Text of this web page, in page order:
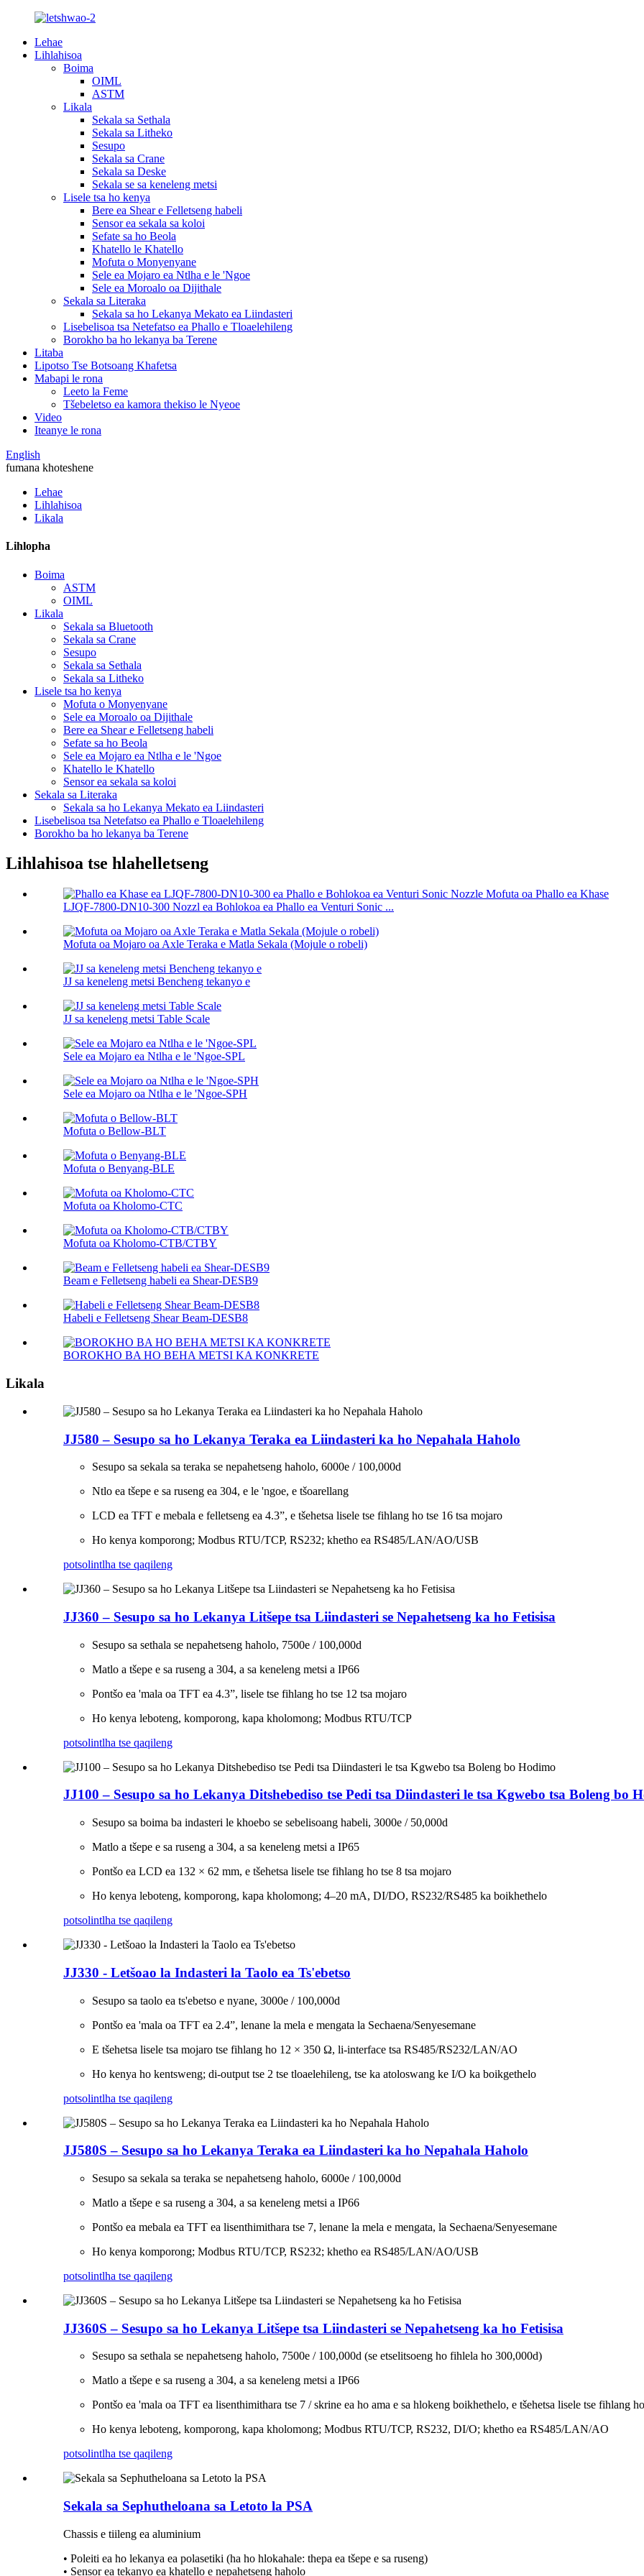
Lehae
Lihlahisoa
Boima
OIML
ASTM
Likala
Sekala sa Sethala
Sekala sa Litheko
Sesupo
Sekala sa Crane
Sekala sa Deske
Sekala se sa keneleng metsi
Lisele tsa ho kenya
Bere ea Shear e Felletseng habeli
Sensor ea sekala sa koloi
Sefate sa ho Beola
Khatello le Khatello
Mofuta o Monyenyane
Sele ea Mojaro ea Ntlha e le 'Ngoe
Sele ea Moroalo oa Dijithale
Sekala sa Literaka
Sekala sa ho Lekanya Mekato ea Liindasteri
Lisebelisoa tsa Netefatso ea Phallo e Tloaelehileng
Borokho ba ho lekanya ba Terene
Litaba
Lipotso Tse Botsoang Khafetsa
Mabapi le rona
Leeto la Feme
Tšebeletso ea kamora thekiso le Nyeoe
Video
Iteanye le rona
English
fumana khoteshene
Lehae
Lihlahisoa
Likala
Lihlopha
Boima
ASTM
OIML
Likala
Sekala sa Bluetooth
Sekala sa Crane
Sesupo
Sekala sa Sethala
Sekala sa Litheko
Lisele tsa ho kenya
Mofuta o Monyenyane
Sele ea Moroalo oa Dijithale
Bere ea Shear e Felletseng habeli
Sefate sa ho Beola
Sele ea Mojaro ea Ntlha e le 'Ngoe
Khatello le Khatello
Sensor ea sekala sa koloi
Sekala sa Literaka
Sekala sa ho Lekanya Mekato ea Liindasteri
Lisebelisoa tsa Netefatso ea Phallo e Tloaelehileng
Borokho ba ho lekanya ba Terene
Lihlahisoa tse hlahelletseng
LJQF-7800-DN10-300 Nozzl ea Bohlokoa ea Phallo ea Venturi Sonic ...
Mofuta oa Mojaro oa Axle Teraka e Matla Sekala (Mojule o robeli)
JJ sa keneleng metsi Bencheng tekanyo e
JJ sa keneleng metsi Table Scale
Sele ea Mojaro ea Ntlha e le 'Ngoe-SPL
Sele ea Mojaro oa Ntlha e le 'Ngoe-SPH
Mofuta o Bellow-BLT
Mofuta o Benyang-BLE
Mofuta oa Kholomo-CTC
Mofuta oa Kholomo-CTB/CTBY
Beam e Felletseng habeli ea Shear-DESB9
Habeli e Felletseng Shear Beam-DESB8
BOROKHO BA HO BEHA METSI KA KONKRETE
Likala
JJ580 – Sesupo sa ho Lekanya Teraka ea Liindasteri ka ho Nepahala Haholo
Sesupo sa sekala sa teraka se nepahetseng haholo, 6000e / 100,000d
Ntlo ea tšepe e sa ruseng ea 304, e le 'ngoe, e tšoarellang
LCD ea TFT e mebala e felletseng ea 4.3”, e tšehetsa lisele tse fihlang ho tse 16 tsa mojaro
Ho kenya komporong; Modbus RTU/TCP, RS232; khetho ea RS485/LAN/AO/USB
potsolintlha tse qaqileng
JJ360 – Sesupo sa ho Lekanya Litšepe tsa Liindasteri se Nepahetseng ka ho Fetisisa
Sesupo sa sethala se nepahetseng haholo, 7500e / 100,000d
Matlo a tšepe e sa ruseng a 304, a sa keneleng metsi a IP66
Pontšo ea 'mala oa TFT ea 4.3”, lisele tse fihlang ho tse 12 tsa mojaro
Ho kenya leboteng, komporong, kapa kholomong; Modbus RTU/TCP
potsolintlha tse qaqileng
JJ100 – Sesupo sa ho Lekanya Ditshebediso tse Pedi tsa Diindasteri le tsa Kgwebo tsa Boleng bo
Sesupo sa boima ba indasteri le khoebo se sebelisoang habeli, 3000e / 50,000d
Matlo a tšepe e sa ruseng a 304, a sa keneleng metsi a IP65
Pontšo ea LCD ea 132 × 62 mm, e tšehetsa lisele tse fihlang ho tse 8 tsa mojaro
Ho kenya leboteng, komporong, kapa kholomong; 4–20 mA, DI/DO, RS232/RS485 ka boikhethelo
potsolintlha tse qaqileng
JJ330 - Letšoao la Indasteri la Taolo ea Ts'ebetso
Sesupo sa taolo ea ts'ebetso e nyane, 3000e / 100,000d
Pontšo ea 'mala oa TFT ea 2.4”, lenane la mela e mengata la Sechaena/Senyesemane
E tšehetsa lisele tsa mojaro tse fihlang ho 12 × 350 Ω, li-interface tsa RS485/RS232/LAN/AO
Ho kenya ho kentsweng; di-output tse 2 tse tloaelehileng, tse ka atoloswang ke I/O ka boikgethelo
potsolintlha tse qaqileng
JJ580S – Sesupo sa ho Lekanya Teraka ea Liindasteri ka ho Nepahala Haholo
Sesupo sa sekala sa teraka se nepahetseng haholo, 6000e / 100,000d
Matlo a tšepe e sa ruseng a 304, a sa keneleng metsi a IP66
Pontšo ea mebala ea TFT ea lisenthimithara tse 7, lenane la mela e mengata, la Sechaena/Senyesemane
Ho kenya komporong; Modbus RTU/TCP, RS232; khetho ea RS485/LAN/AO/USB
potsolintlha tse qaqileng
JJ360S – Sesupo sa ho Lekanya Litšepe tsa Liindasteri se Nepahetseng ka ho Fetisisa
Sesupo sa sethala se nepahetseng haholo, 7500e / 100,000d (se etselitsoeng ho fihlela ho 300,000d)
Matlo a tšepe e sa ruseng a 304, a sa keneleng metsi a IP66
Pontšo ea 'mala oa TFT ea lisenthimithara tse 7 / skrine ea ho ama e sa hlokeng boikhethelo, e tšehetsa lisele tse fihlang
Ho kenya leboteng, komporong, kapa kholomong; Modbus RTU/TCP, RS232, DI/O; khetho ea RS485/LAN/AO
potsolintlha tse qaqileng
Sekala sa Sephutheloana sa Letoto la PSA
Chassis e tiileng ea aluminium
• Poleiti ea ho lekanya ea polasetiki (ha ho hlokahale: thepa ea tšepe e sa ruseng)
• Sensor ea tekanyo ea khatello e nepahetseng haholo